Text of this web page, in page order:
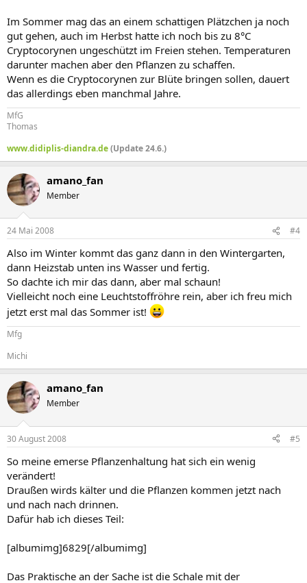
Im Sommer mag das an einem schattigen Plätzchen ja noch
gut gehen, auch im Herbst hatte ich noch bis zu 8°C
Cryptocorynen ungeschützt im Freien stehen. Temperaturen
darunter machen aber den Pflanzen zu schaffen.
Wenn es die Cryptocorynen zur Blüte bringen sollen, dauert
das allerdings eben manchmal Jahre.
MfG
Thomas
www.didiplis-diandra.de(Update 24.6.)
amano_fan
Member
24 Mai 2008 #4
Also im Winter kommt das ganz dann in den Wintergarten,
dann Heizstab unten ins Wasser und fertig.
So dachte ich mir das dann, aber mal schaun!
Vielleicht noch eine Leuchtstoffröhre rein, aber ich freu mich
jetzt erst mal das Sommer ist!
Mfg
Michi
amano_fan
Member
30 August 2008 #5
So meine emerse Pflanzenhaltung hat sich ein wenig
verändert!
Draußen wirds kälter und die Pflanzen kommen jetzt nach
und nach nach drinnen.
Dafür hab ich dieses Teil:
[albumimg]6829[/albumimg]
Das Praktische an der Sache ist die Schale mit der